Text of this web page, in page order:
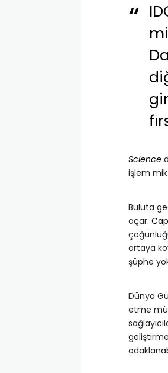
Science
işlem
Buluta
açar.
ortaya
şüphe
Dünya
etme